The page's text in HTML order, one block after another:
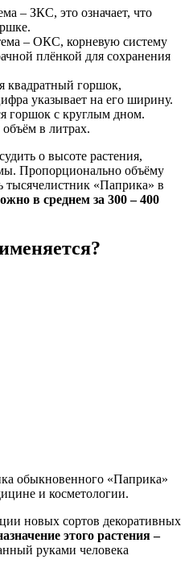
– ЗКС, это означает, что
– ОКС, корневую систему
плёнкой для сохранения
квадратный горшок,
указывает на его ширину.
горшок с круглым дном.
в литрах.
о высоте растения,
Пропорционально объёму
«Паприка» в
в среднем за 300 – 400
обыкновенного «Паприка»
и косметологии.
новых сортов декоративных
этого растения –
руками человека